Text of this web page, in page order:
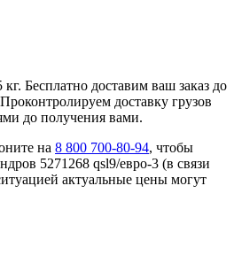
кг. Бесплатно доставим ваш заказ до
доставку грузов
до получения вами.
на 8 800 700-80-94, чтобы
5271268 qsl9/евро-3 (в связи
актуальные цены могут